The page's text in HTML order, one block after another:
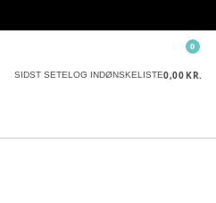
SIDST SETELOG INDØNSKELISTE0,00 KR.
0